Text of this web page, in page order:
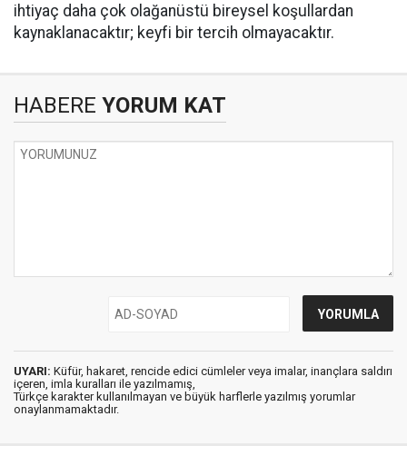
ihtiyaç daha çok olağanüstü bireysel koşullardan
kaynaklanacaktır; keyfi bir tercih olmayacaktır.
HABERE YORUM KAT
UYARI: Küfür, hakaret, rencide edici cümleler veya imalar, inançlara saldırı
içeren, imla kuralları ile yazılmamış,
Türkçe karakter kullanılmayan ve büyük harflerle yazılmış yorumlar
onaylanmamaktadır.